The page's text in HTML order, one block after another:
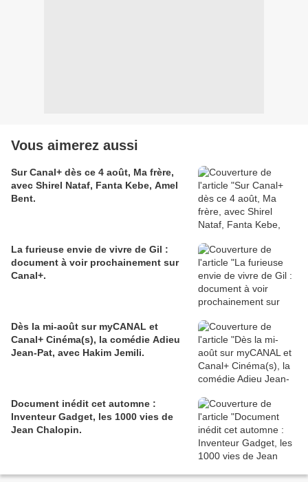
Vous aimerez aussi
Sur Canal+ dès ce 4 août, Ma frère,
avec Shirel Nataf, Fanta Kebe, Amel
Bent.
La furieuse envie de vivre de Gil :
document à voir prochainement sur
Canal+.
Dès la mi-août sur myCANAL et
Canal+ Cinéma(s), la comédie Adieu
Jean-Pat, avec Hakim Jemili.
Document inédit cet automne :
Inventeur Gadget, les 1000 vies de
Jean Chalopin.